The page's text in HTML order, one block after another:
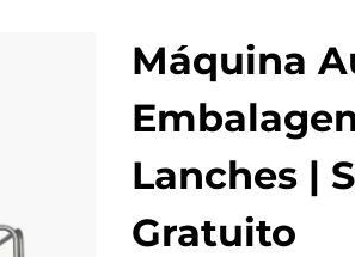
Máquina
Lanches |
Gratuito